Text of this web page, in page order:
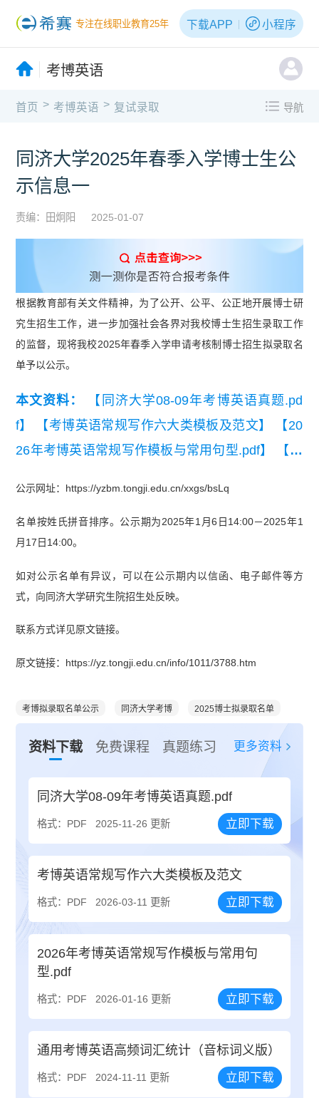
专注在线职业教育25年 下载APP 小程序
考博英语
首页 > 考博英语 > 复试录取 导航
同济大学2025年春季入学博士生公
示信息一
责编：田炯阳 2025-01-07
根据教育部有关文件精神，为了公开、公平、公正地开展博士研
究生招生工作，进一步加强社会各界对我校博士生招生录取工作
的监督，现将我校2025年春季入学申请考核制博士招生拟录取名
单予以公示。
本文资料：
【同济大学08-09年考博英语真题.pd
f】
【考博英语常规写作六大类模板及范文】
【20
26年考博英语常规写作模板与常用句型.pdf】
【通
公示网址：https://yzbm.tongji.edu.cn/xxgs/bsLq
名单按姓氏拼音排序。公示期为2025年1月6日14:00－2025年1
月17日14:00。
如对公示名单有异议，可以在公示期内以信函、电子邮件等方
式，向同济大学研究生院招生处反映。
联系方式详见原文链接。
原文链接：https://yz.tongji.edu.cn/info/1011/3788.htm
考博拟录取名单公示 同济大学考博 2025博士拟录取名单
资料下载 免费课程 真题练习 更多资料
同济大学08-09年考博英语真题.pdf
格式：PDF 2025-11-26 更新 立即下载
考博英语常规写作六大类模板及范文
格式：PDF 2026-03-11 更新 立即下载
2026年考博英语常规写作模板与常用句
型.pdf
格式：PDF 2026-01-16 更新 立即下载
通用考博英语高频词汇统计（音标词义版）
格式：PDF 2024-11-11 更新 立即下载